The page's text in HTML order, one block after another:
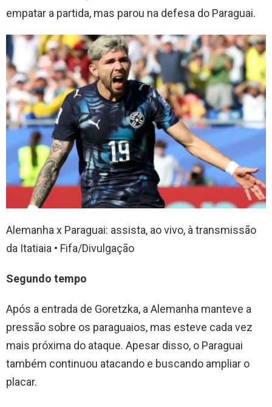
empatar a partida, mas parou na defesa do Paraguai.
Alemanha x Paraguai: assista, ao vivo, à transmissão
da Itatiaia • Fifa/Divulgação
Segundo tempo
Após a entrada de Goretzka, a Alemanha manteve a
pressão sobre os paraguaios, mas esteve cada vez
mais próxima do ataque. Apesar disso, o Paraguai
também continuou atacando e buscando ampliar o
placar.